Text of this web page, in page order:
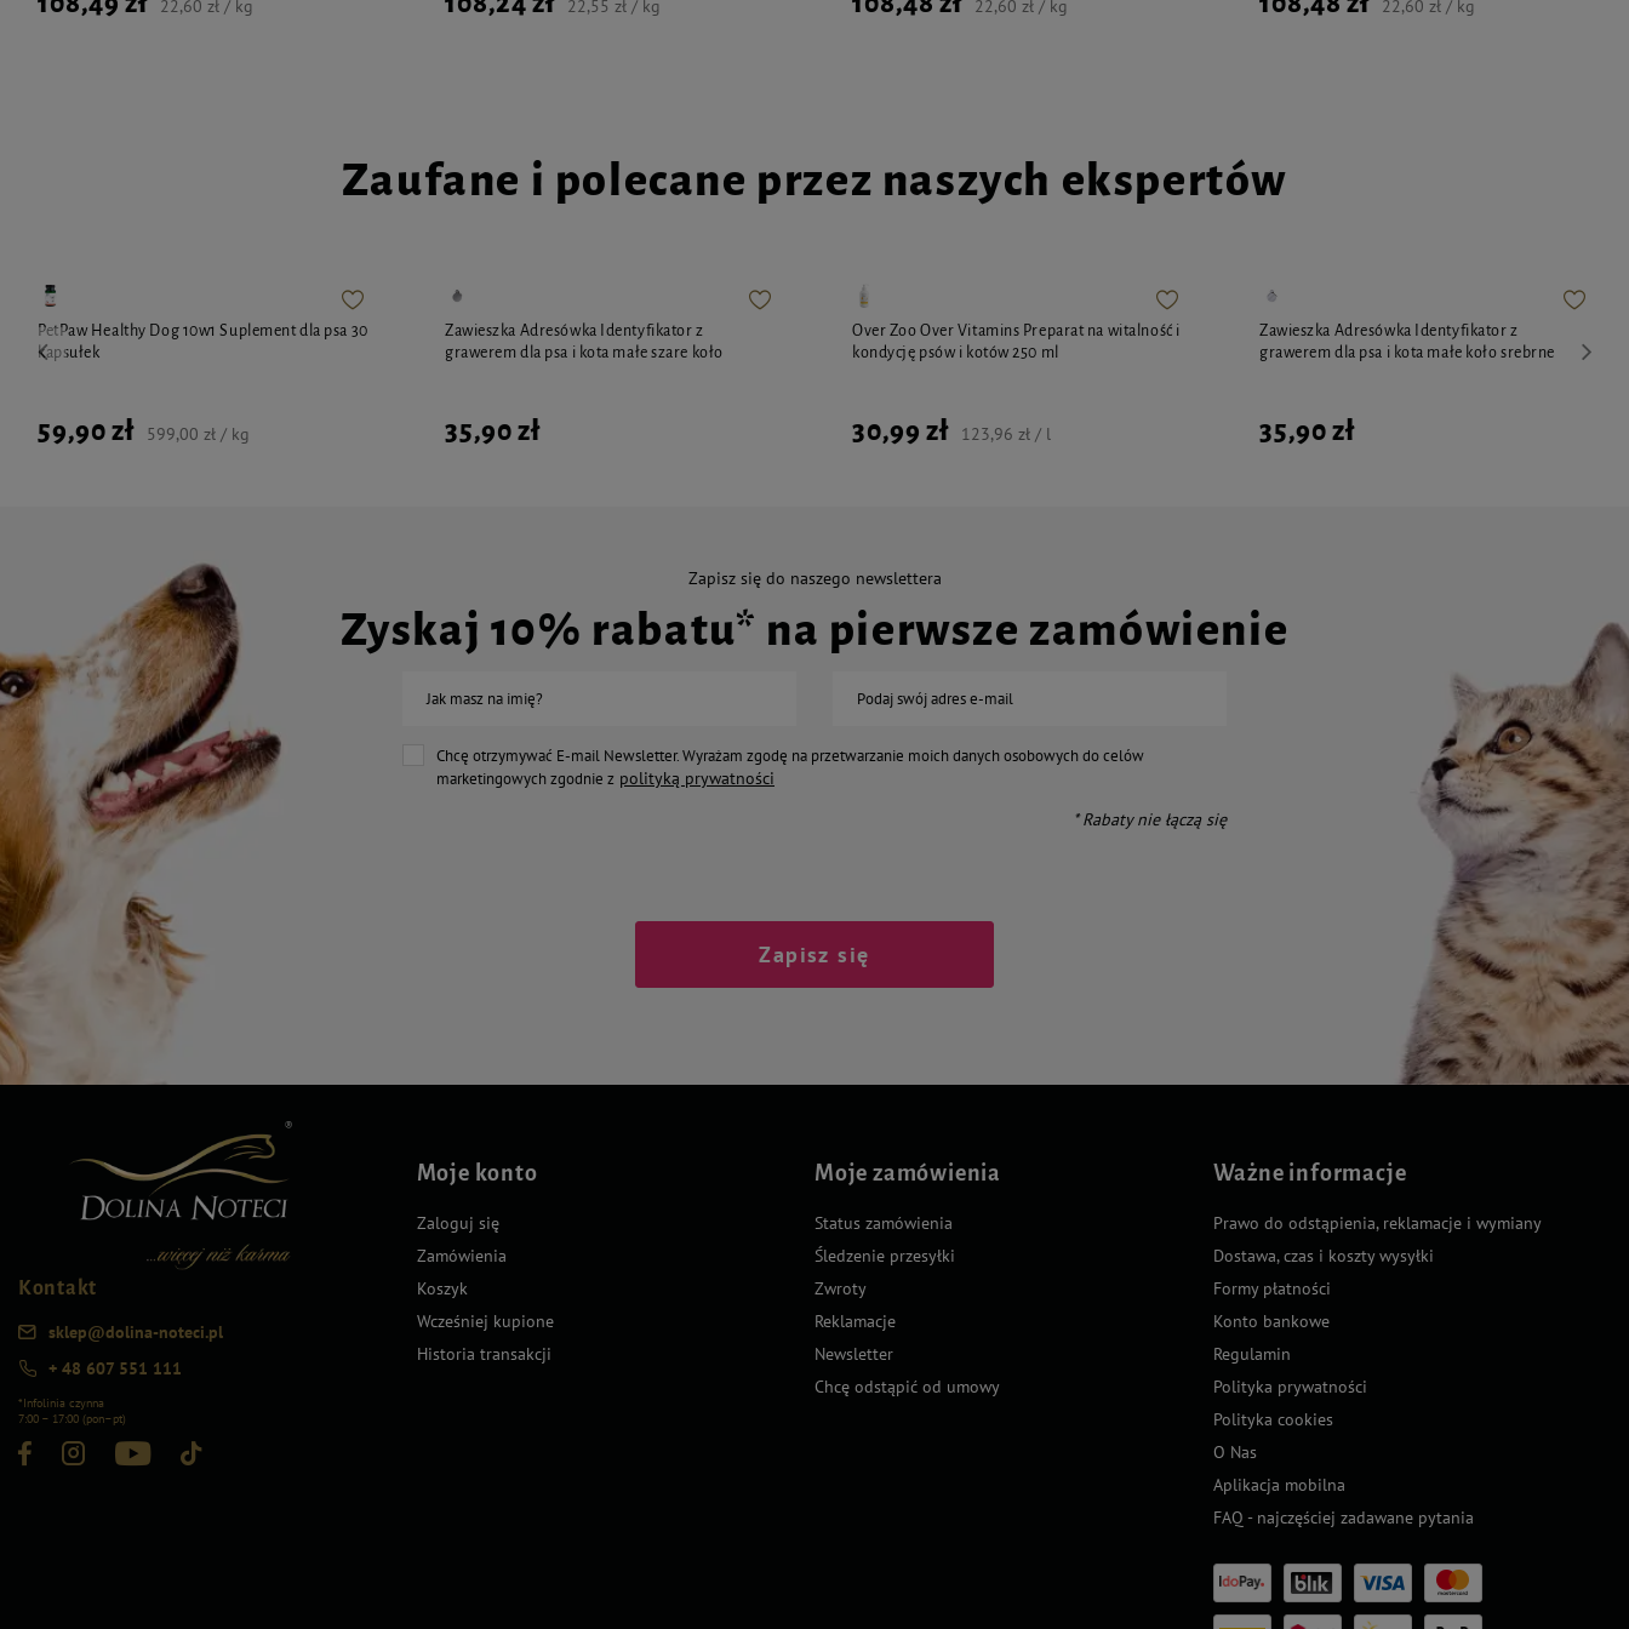
22,60 zł / kg 22,55 zł / kg 22,60 zł / kg 22,60 zł / kg
Zaufane i polecane przez naszych ekspertów
PetPaw Healthy Dog 10w1 Suplement dla psa 30
kapsułek
59,90 zł 599,00 zł / kg
Zawieszka Adresówka Identyfikator z
grawerem dla psa i kota małe szare koło
35,90 zł
Over Zoo Over Vitamins Preparat na witalność i
kondycję psów i kotów 250 ml
30,99 zł 123,96 zł / l
Zawieszka Adresówka Identyfikator z
grawerem dla psa i kota małe koło srebrne
35,90 zł
Zapisz się do naszego newslettera
Zyskaj 10% rabatu* na pierwsze zamówienie
Jak masz na imię? Podaj swój adres e-mail
Chcę otrzymywać E-mail Newsletter. Wyrażam zgodę na przetwarzanie moich danych osobowych do celów
marketingowych zgodnie z polityką prywatności
* Rabaty nie łączą się
Zapisz się
Kontakt
sklep@dolina-noteci.pl
+ 48 607 551 111
*Infolinia czynna
7:00 – 17:00 (pon–pt)
Moje konto
Zaloguj się
Zamówienia
Koszyk
Wcześniej kupione
Historia transakcji
Moje zamówienia
Status zamówienia
Śledzenie przesyłki
Zwroty
Reklamacje
Newsletter
Chcę odstąpić od umowy
Ważne informacje
Prawo do odstąpienia, reklamacje i wymiany
Dostawa, czas i koszty wysyłki
Formy płatności
Konto bankowe
Regulamin
Polityka prywatności
Polityka cookies
O Nas
Aplikacja mobilna
FAQ - najczęściej zadawane pytania